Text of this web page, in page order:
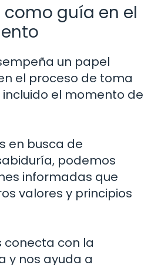
como guía en el
un papel
el proceso de toma
incluido el momento de
en busca de
podemos
informadas que
valores y principios
conecta con la
y nos ayuda a